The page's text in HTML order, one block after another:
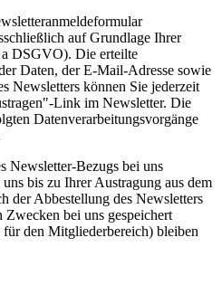
auf Grundlage Ihrer
DSGVO). Die erteilte
Daten, der E-Mail-Adresse sowie
Newsletters können Sie jederzeit
Link im Newsletter. Die
Datenverarbeitungsvorgänge
Newsletter-Bezugs bei uns
bis zu Ihrer Austragung aus dem
der Abbestellung des Newsletters
Zwecken bei uns gespeichert
den Mitgliederbereich) bleiben